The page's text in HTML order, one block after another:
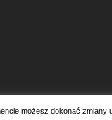
możesz dokonać zmiany